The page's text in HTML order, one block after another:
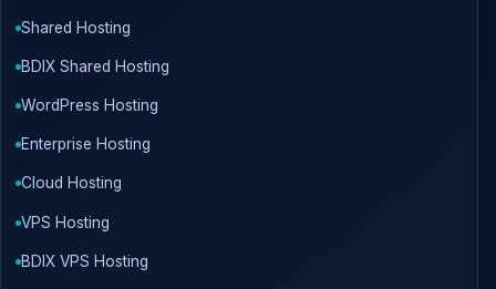
Shared Hosting
BDIX Shared Hosting
WordPress Hosting
Enterprise Hosting
Cloud Hosting
VPS Hosting
BDIX VPS Hosting